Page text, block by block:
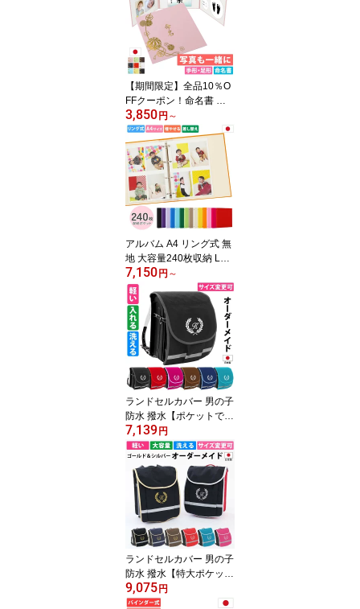
【期間限定】全品10％O
FFクーポン！命名書 手
形 足形 写真 お名前が全
部入る 命名台紙 日本製
お七夜 赤ちゃん 出産祝
い ベビー メモリアル ア
ルバム【まり】台紙 命名
紙 お七夜 名づけ 赤ちゃ
ん ベビー 出生記念 メモ
リアル 命名ボード 手形
足型 内祝い 出産祝い 祖
父母
3,850円 ～
アルバム A4 リング式 無
地 大容量240枚収納 L判
LW判対応 2Lも追加台紙
対応 差し替え自由 フォ
トアルバム 写真整理 ポ
ケット式 バインダー 日
本製 ベビー 子供 成長記
録 結婚式 卒業 思い出 保
管 ギフト シンプル おし
ゃれ おすすめ
7,150円 ～
ランドセルカバー 男の子
防水 撥水【ポケットで大
容量 ポケランカバー葉】
雨 キズに強い 超軽量 水
筒 収納 2WAY 手ぶら 登
下校 安全 反射テープ イ
ニシャル カスタマイズ
おしゃれ シンプル かっ
こいい 収納 荷物 通学 日
本製 人気
7,139円
ランドセルカバー 男の子
防水 撥水【特大ポケット
で大容量 ラージ イニシ
ャル 葉（ゴールド・シル
9,075円